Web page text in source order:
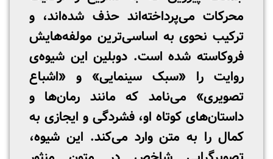
محرکات می‌پرداخته‌اند حذف شده‌اند، و
ترکیب نحوی به اساسی‌ترین مولفه‌هایش
فروکاسته شده است. دوبلین این شیوه‌ی
روایت را «سبک سینمایی» و «اشباع
تصویری» می‌نامد که مانند رمان‌ها و
داستان‌های کوتاه او، فشردگی و ایجازی به
کمال را به متن وارد می‌کند. این شیوه،